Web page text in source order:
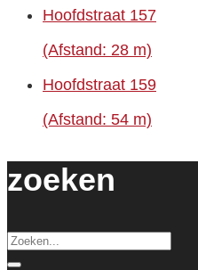
Hoofdstraat 157
(Afstand: 28 m)
Hoofdstraat 159
(Afstand: 54 m)
zoeken